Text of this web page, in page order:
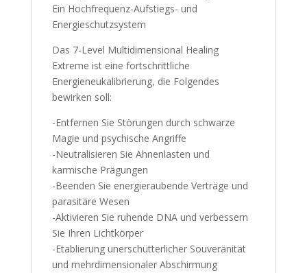
Ein Hochfrequenz-Aufstiegs- und
Energieschutzsystem
Das 7-Level Multidimensional Healing
Extreme ist eine fortschrittliche
Energieneukalibrierung, die Folgendes
bewirken soll:
-Entfernen Sie Störungen durch schwarze
Magie und psychische Angriffe
-Neutralisieren Sie Ahnenlasten und
karmische Prägungen
-Beenden Sie energieraubende Verträge und
parasitäre Wesen
-Aktivieren Sie ruhende DNA und verbessern
Sie Ihren Lichtkörper
-Etablierung unerschütterlicher Souveränität
und mehrdimensionaler Abschirmung